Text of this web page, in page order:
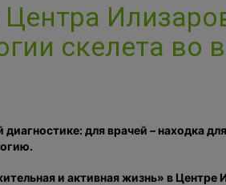
Центра
скелета во
для врачей – находка
и активная жизнь» в Центре